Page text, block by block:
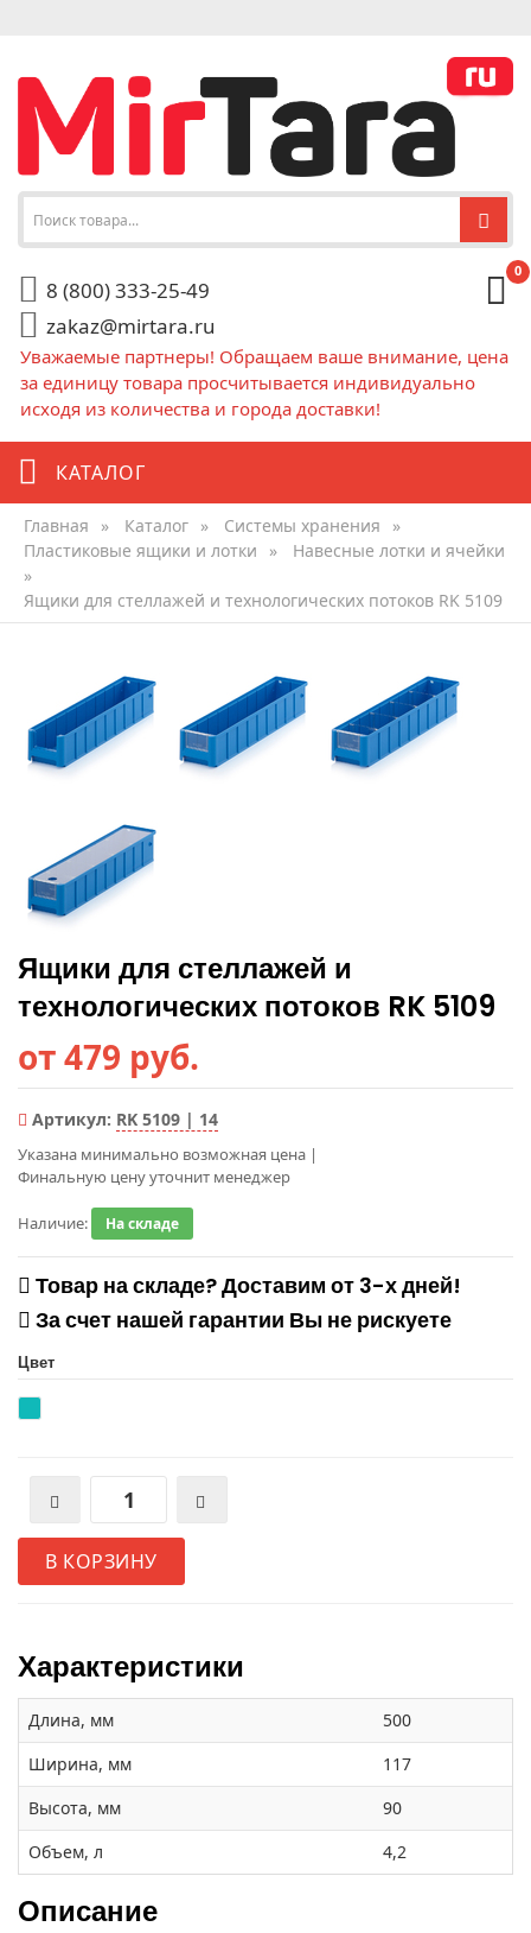
8 (800) 333-25-49
zakaz@mirtara.ru
0
Уважаемые партнеры! Обращаем ваше внимание, цена
за единицу товара просчитывается индивидуально
исходя из количества и города доставки!
КАТАЛОГ
Главная » Каталог » Системы хранения
»
Пластиковые ящики и лотки
»
Навесные лотки и ячейки
»
Ящики для стеллажей и технологических потоков RK 5109
Ящики для стеллажей и
технологических потоков RK 5109
от 479 руб.
Артикул: RK 5109 | 14
Указана минимально возможная цена |
Финальную цену уточнит менеджер
Наличие: На складе
Товар на складе? Доставим от 3-х дней!
За счет нашей гарантии Вы не рискуете
Цвет
В КОРЗИНУ
Характеристики
Длина, мм
500
Ширина, мм
117
Высота, мм
90
Объем, л
4,2
Описание